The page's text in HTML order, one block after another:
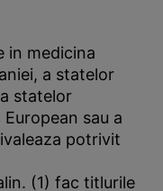
in medicina
a statelor
statelor
sau a
potrivit
(1) fac titlurile